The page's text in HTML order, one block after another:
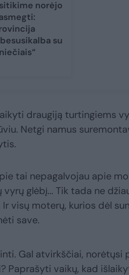
norėjo
su
draugiją turtingiems
Netgi namus
tai nepagalvojau apie
glėbį... Tik tada ne
visų moterų, kurios dėl
save.
Gal atvirkščiai, norėtųsi
Paprašyti vaikų, kad